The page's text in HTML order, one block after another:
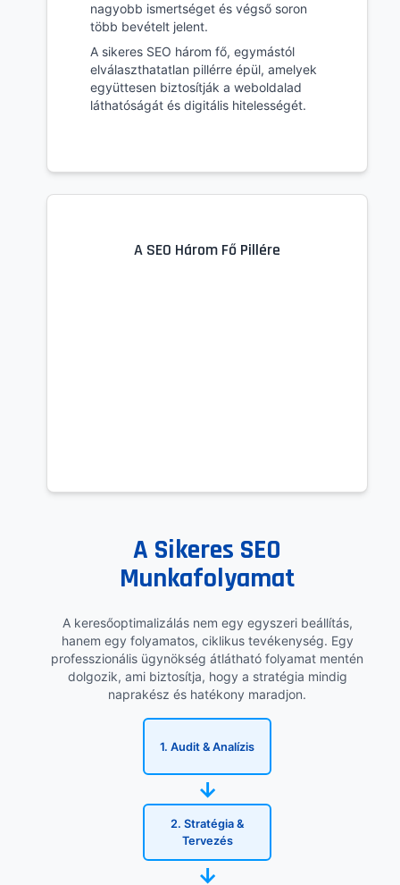
nagyobb ismertséget és végső soron
több bevételt jelent.
A sikeres SEO három fő, egymástól
elválaszthatatlan pillérre épül, amelyek
együttesen biztosítják a weboldalad
láthatóságát és digitális hitelességét.
A SEO Három Fő Pillére
A Sikeres SEO
Munkafolyamat
A keresőoptimalizálás nem egy egyszeri beállítás,
hanem egy folyamatos, ciklikus tevékenység. Egy
professzionális ügynökség átlátható folyamat mentén
dolgozik, ami biztosítja, hogy a stratégia mindig
naprakész és hatékony maradjon.
1. Audit & Analízis
→
2. Stratégia &
Tervezés
→